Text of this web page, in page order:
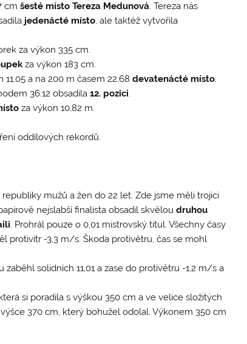
cmšesté místo Tereza Medunová. Tereza nás
jedenácté místo, ale taktéž vytvořila
za výkon 335 cm.
za výkon 183 cm.
11,05 a na 200 m časem 22,68devatenácté místo.
36.12 obsadila12. pozici.
za výkon 10,82 m.
oddílových rekordů.
mužů a žen do 22 let. Zde jsme měli trojici
papírově nejslabší finalista obsadil skvěloudruhou
. Prohrál pouze o 0,01 mistrovský titul. Všechny časy
protivítr -3,3 m/s. Škoda protivětru, čas se mohl
zaběhl solidních 11,01 a zase do protivětru -1,2 m/s a
která si poradila s výškou 350 cm a ve velice složitých
370 cm, který bohužel odolal. Výkonem 350 cm